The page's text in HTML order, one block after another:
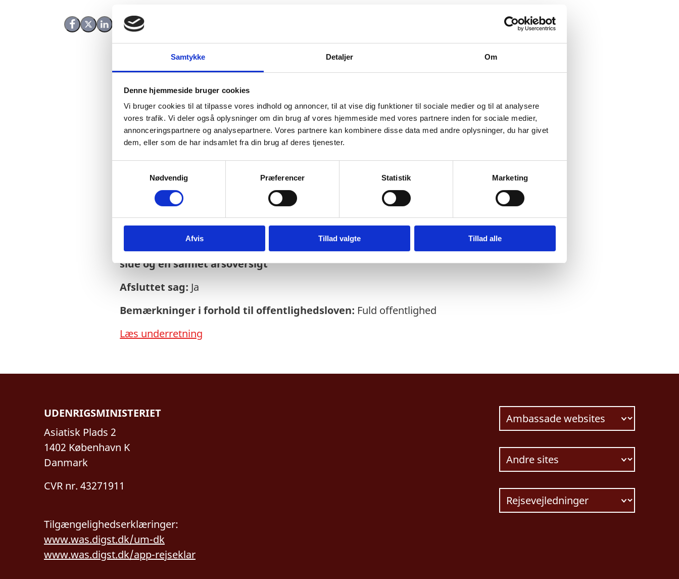
Samtykke Detaljer Om
Denne hjemmeside bruger cookies
Vi bruger cookies til at tilpasse vores indhold og annoncer, til at vise dig funktioner til sociale medier og til at analysere
vores trafik. Vi deler også oplysninger om din brug af vores hjemmeside med vores partnere inden for sociale medier,
annonceringspartnere og analysepartnere. Vores partnere kan kombinere disse data med andre oplysninger, du har givet
dem, eller som de har indsamlet fra din brug af deres tjenester.
v
Nødvendig Præferencer Statistik Marketing
Afvis Tillad valgte Tillad alle
Del på Facebook
Del på X (Twitter)
Del på LinkedIn
Sagsnr.: C 2035
Dato for offentliggørelse:25-02-2026
Rigsrevisionen informeres løbende om enkeltsager bl.a. via abonnement på denne
side og en samlet årsoversigt
Afsluttet sag: Ja
Bemærkninger i forhold til offentlighedsloven: Fuld offentlighed
Læs underretning
UDENRIGSMINISTERIET
Asiatisk Plads 2
1402 København K
Danmark
CVR nr. 43271911
Tilgængelighedserklæringer:
www.was.digst.dk/um-dk
www.was.digst.dk/app-rejseklar